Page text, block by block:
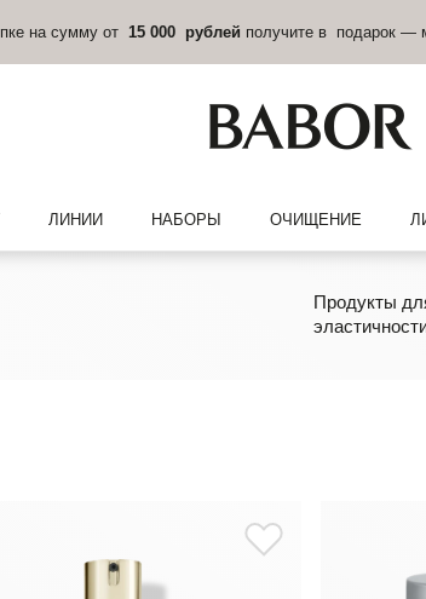
на сумму от 15 000 рублей получите в подарок —
ЛИНИИ НАБОРЫ ОЧИЩЕНИЕ
Продукты